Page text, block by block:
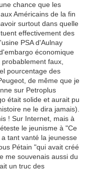
chance que les
Américains de la fin
surtout dans quelle
effectivement des
PSA d'Aulnay
économique
faux,
pourcentage des
de même que je
sur Petroplus
était solide et aurait pu
ne le dira jamais).
! Sur Internet, mais à
le jeunisme à "Ce
tant vanté la jeunesse
Pétain "qui avait créé
me souvenais aussi du
un truc des